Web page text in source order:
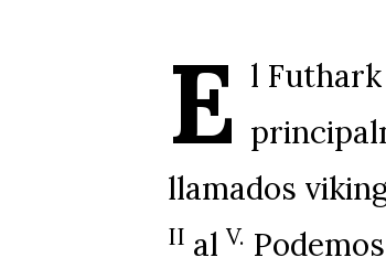
E l
llamados
II al V.